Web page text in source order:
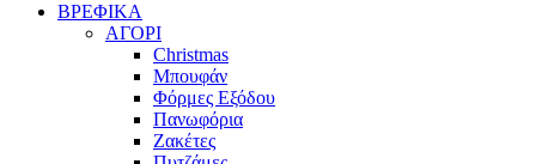
ΒΡΕΦΙΚΑ
ΑΓΟΡΙ
Christmas
Μπουφάν
Φόρμες Εξόδου
Πανωφόρια
Ζακέτες